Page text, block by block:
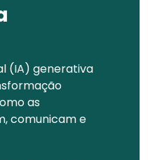
(IA) generativa
as
comunicam e